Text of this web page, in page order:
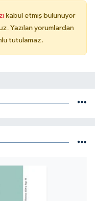
kabul etmiş bulunuyor
Yazılan yorumlardan
tutulamaz.